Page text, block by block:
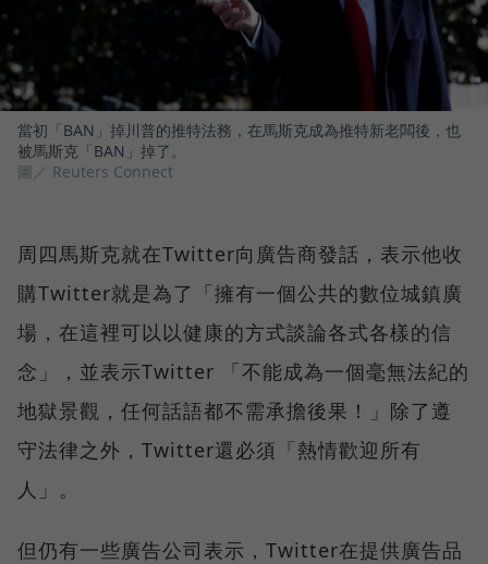
當初「BAN」掉川普的推特法務，在馬斯克成為推特新老闆後，也
被馬斯克「BAN」掉了。
圖／ Reuters Connect
周四馬斯克就在Twitter向廣告商發話，表示他收
購Twitter就是為了「擁有一個公共的數位城鎮廣
場，在這裡可以以健康的方式談論各式各樣的信
念」，並表示Twitter 「不能成為一個毫無法紀的
地獄景觀，任何話語都不需承擔後果！」除了遵
守法律之外，Twitter還必須「熱情歡迎所有
人」。
但仍有一些廣告公司表示，Twitter在提供廣告品